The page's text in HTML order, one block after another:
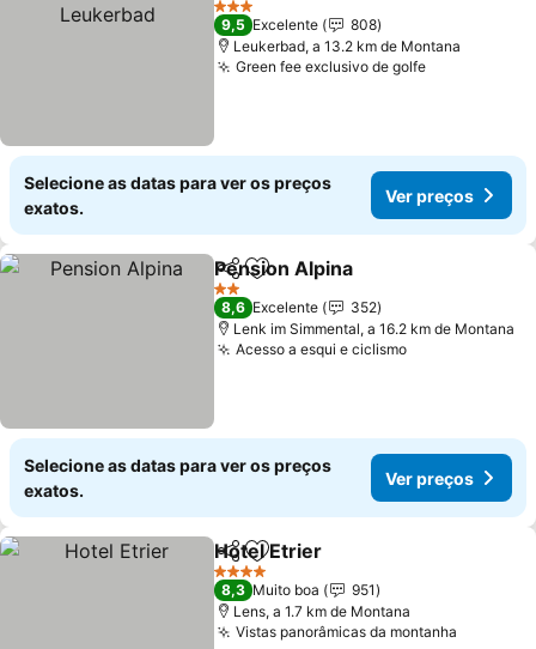
3 Estrelas
9,5 Excelente
808
Leukerbad, a 13.2 km de Montana
Green fee exclusivo de golfeVer preços
Selecione as datas para ver os preços
exatos.
Ver preços
PartilharAdicionar aos favoritos
Pension Alpina
2 Estrelas
8,6 Excelente
352
Lenk im Simmental, a 16.2 km de Montana
Acesso a esqui e ciclismoVer preços
Selecione as datas para ver os preços
exatos.
Ver preços
PartilharAdicionar aos favoritos
Hotel Etrier
4 Estrelas
8,3 Muito boa
951
Lens, a 1.7 km de Montana
Vistas panorâmicas da montanha